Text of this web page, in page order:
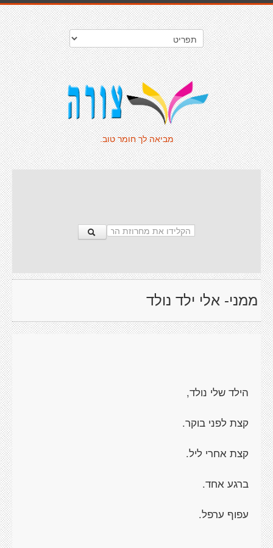
מביאה לך חומר טוב.
ממני- אלי ילד נולד
הילד שלי נולד,
קצת לפני בוקר.
קצת אחרי ליל.
ברגע אחד.
עפוף ערפל.